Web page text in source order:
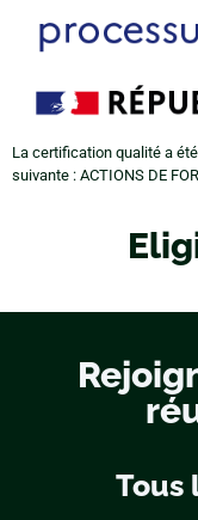
La certification qualité a
suivante : ACTIONS DE
Tous